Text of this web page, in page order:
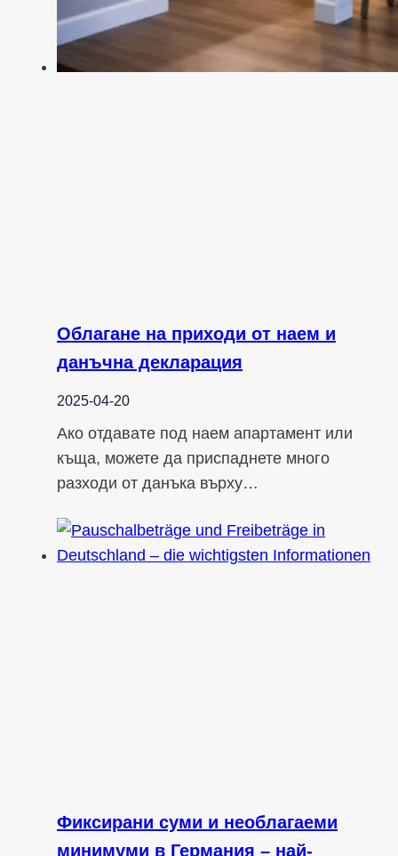
Облагане на приходи от наем и
данъчна декларация
2025-04-20
Ако отдавате под наем апартамент или
къща, можете да приспаднете много
разходи от данъка върху…
Фиксирани суми и необлагаеми
минимуми в Германия – най-